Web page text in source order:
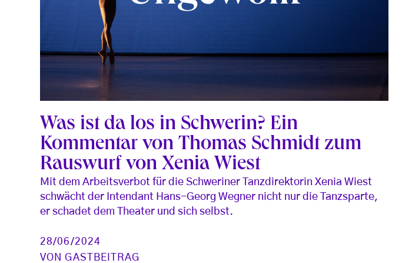
Was ist da los in Schwerin? Ein
Kommentar von Thomas Schmidt zum
Rauswurf von Xenia Wiest
Mit dem Arbeitsverbot für die Schweriner Tanzdirektorin Xenia Wiest
schwächt der Intendant Hans-Georg Wegner nicht nur die Tanzsparte,
er schadet dem Theater und sich selbst.
28/06/2024
VONGASTBEITRAG